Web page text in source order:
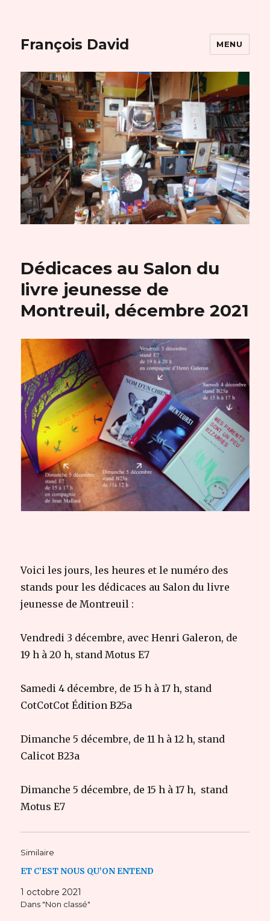
François David MENU
Dédicaces au Salon du
livre jeunesse de
Montreuil, décembre 2021
Voici les jours, les heures et le numéro des
stands pour les dédicaces au Salon du livre
jeunesse de Montreuil :
Vendredi 3 décembre, avec Henri Galeron, de
19 h à 20 h, stand Motus E7
Samedi 4 décembre, de 15 h à 17 h, stand
CotCotCot Édition B25a
Dimanche 5 décembre, de 11 h à 12 h, stand
Calicot B23a
Dimanche 5 décembre, de 15 h à 17 h, stand
Motus E7
Similaire
ET C’EST NOUS QU’ON ENTEND
1 octobre 2021
Dans "Non classé"